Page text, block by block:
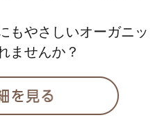
もやさしいオーガニッ
ませんか？